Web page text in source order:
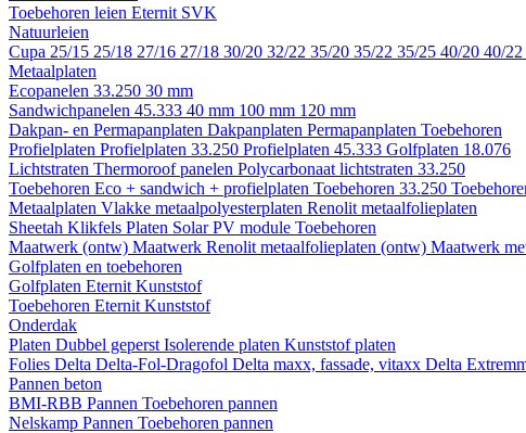
Toebehoren leien Eternit SVK
Natuurleien
Cupa 25/15 25/18 27/16 27/18 30/20 32/22 35/20 35/22 35/25 40/20 40/22
Metaalplaten
Ecopanelen 33.250 30 mm
Sandwichpanelen 45.333 40 mm 100 mm 120 mm
Dakpan- en Permapanplaten Dakpanplaten Permapanplaten Toebehoren
Profielplaten Profielplaten 33.250 Profielplaten 45.333 Golfplaten 18.076
Lichtstraten Thermoroof panelen Polycarbonaat lichtstraten 33.250
Toebehoren Eco + sandwich + profielplaten Toebehoren 33.250
Metaalplaten Vlakke metaalpolyesterplaten Renolit metaalfolieplaten
Sheetah Klikfels Platen Solar PV module Toebehoren
Maatwerk (ontw) Maatwerk Renolit metaalfolieplaten (ontw) Maatwerk
Golfplaten en toebehoren
Golfplaten Eternit Kunststof
Toebehoren Eternit Kunststof
Onderdak
Platen Dubbel geperst Isolerende platen Kunststof platen
Folies Delta Delta-Fol-Dragofol Delta maxx, fassade, vitaxx Delta
Pannen beton
BMI-RBB Pannen Toebehoren pannen
Nelskamp Pannen Toebehoren pannen